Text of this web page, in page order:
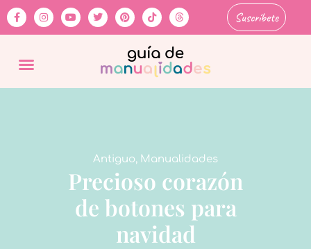
Suscríbete
Antiguo, Manualidades
Precioso corazón
de botones para
navidad